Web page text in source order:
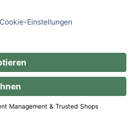
Vorkasse